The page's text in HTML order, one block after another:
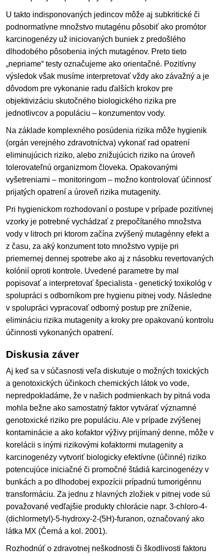
U takto indisponovaných jedincov môže aj subkritické či
podnormatívne množstvo mutagénu pôsobiť ako promótor
karcinogenézy už iniciovaných buniek z predošlého
dlhodobého pôsobenia iných mutagénov. Preto tieto
„nepriame“ testy označujeme ako orientačné. Pozitívny
výsledok však musíme interpretovať vždy ako závažný a je
dôvodom pre vykonanie radu ďalších krokov pre
objektivizáciu skutočného biologického rizika pre
jednotlivcov a populáciu – konzumentov vody.
Na základe komplexného posúdenia rizika môže hygienik
(orgán verejného zdravotníctva) vykonať rad opatrení
eliminujúcich riziko, alebo znižujúcich riziko na úroveň
tolerovateľnú organizmom človeka. Opakovanými
vyšetreniami – monitoringom – možno kontrolovať účinnosť
prijatých opatrení a úroveň rizika mutagenity.
Pri hygienickom rozhodovaní o postupe v prípade pozitívnej
vzorky je potrebné vychádzať z prepočítaného množstva
vody v litroch pri ktorom začína zvýšený mutagénny efekt a
z času, za aký konzument toto množstvo vypije pri
priemernej dennej spotrebe ako aj z násobku revertovaných
kolónií oproti kontrole. Uvedené parametre by mal
popisovať a interpretovať špecialista - genetický toxikológ v
spolupráci s odborníkom pre hygienu pitnej vody. Následne
v spolupráci vypracovať odborný postup pre zníženie,
elimináciu rizika mutagenity a kroky pre opakovanú kontrolu
účinnosti vykonaných opatrení.
Diskusia záver
Aj keď sa v súčasnosti veľa diskutuje o možných toxických
a genotoxických účinkoch chemických látok vo vode,
nepredpokladáme, že v našich podmienkach by pitná voda
mohla bežne ako samostatný faktor vytvárať významné
genotoxické riziko pre populáciu. Ale v prípade zvýšenej
kontaminácie a ako kofaktor výživy prijímaný denne, môže v
korelácii s inými rizikovými kofaktormi mutagenity a
karcinogenézy vytvoriť biologicky efektívne (účinné) riziko
potencujúce iniciačné či promočné štádiá karcinogenézy v
bunkách a po dlhodobej expozícii prípadnú tumorigénnu
transformáciu. Za jednu z hlavných zložiek v pitnej vode sú
považované vedľajšie produkty chlorácie napr. 3-chloro-4-
(dichlormetyl)-5-hydroxy-2-(5H)-furanon, označovaný ako
látka MX (Černá a kol. 2001).
Rozhodnúť o zdravotnej neškodnosti či škodlivosti faktoru